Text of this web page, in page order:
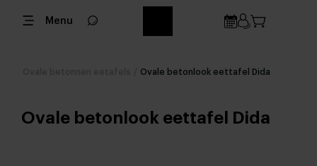
Menu
Ovale betonlook eettafel Dida
Ovale betonlook eettafel Dida